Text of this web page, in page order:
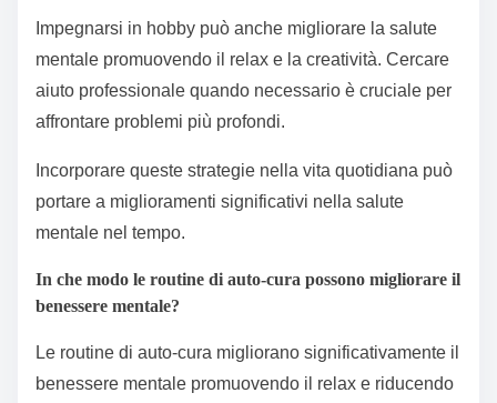
Impegnarsi in hobby può anche migliorare la salute
mentale promuovendo il relax e la creatività. Cercare
aiuto professionale quando necessario è cruciale per
affrontare problemi più profondi.
Incorporare queste strategie nella vita quotidiana può
portare a miglioramenti significativi nella salute
mentale nel tempo.
In che modo le routine di auto-cura possono migliorare il
benessere mentale?
Le routine di auto-cura migliorano significativamente il
benessere mentale promuovendo il relax e riducendo